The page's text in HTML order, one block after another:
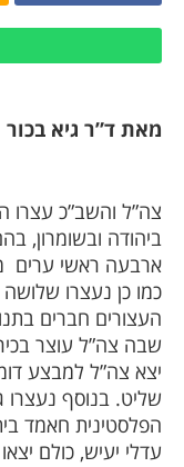
מאת ד”ר גיא בכור
ביהודה ובשומרון,
ארבעה ראשי ערים
כמו כן נעצרו
העצורים חברים
שבה צה”ל עוצר
יצא צה”ל למבצע
שליט. בנוסף
הפלסטינית חאמד
עדלי יעיש, כולם